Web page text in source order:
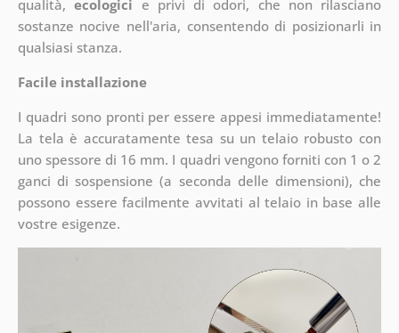
qualità,ecologici e privi di odori, che non rilasciano
sostanze nocive nell'aria, consentendo di posizionarli in
qualsiasi stanza.
Facile installazione
I quadri sono pronti per essere appesi immediatamente!
La tela è accuratamente tesa su un telaio robusto con
uno spessore di 16 mm. I quadri vengono forniti con 1 o 2
ganci di sospensione (a seconda delle dimensioni), che
possono essere facilmente avvitati al telaio in base alle
vostre esigenze.